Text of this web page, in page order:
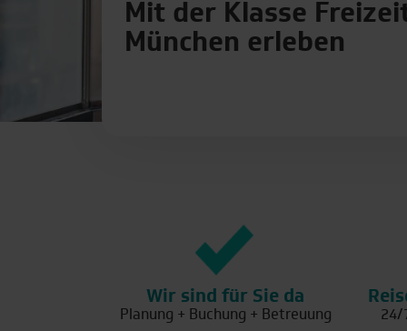
Mit der Klasse
München erleben
Wir sind für Sie da
Planung + Buchung + Betreuung 24/